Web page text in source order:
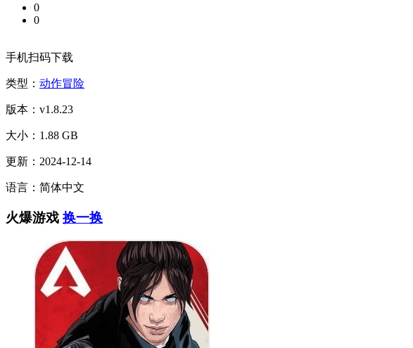
0
0
手机扫码下载
类型： 动作冒险
版本：v1.8.23
大小：1.88 GB
更新：2024-12-14
语言：简体中文
火爆游戏 换一换